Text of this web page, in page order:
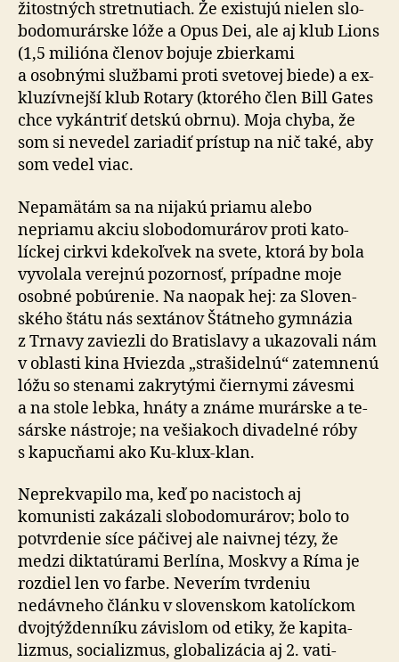
ži­tos­tných stretnutiach. Že existujú nielen slo­
bo­do­mu­rár­ske lóže a Opus Dei, ale aj klub Lions
(1,5 milióna členov bojuje zbierkami
a osobnými službami proti svetovej biede) a ex­
klu­zív­nejší klub Rotary (ktorého člen Bill Gates
chce vykántriť detskú obrnu). Moja chyba, že
som si nevedel zariadiť prístup na nič také, aby
som vedel viac.
Nepamätám sa na nijakú priamu alebo
nepriamu akciu slo­bo­do­mu­rá­rov proti kato­
líckej cirkvi kde­koľ­vek na svete, ktorá by bola
vyvolala verejnú pozornosť, prípadne moje
osobné pobúrenie. Na naopak hej: za Slo­ven­
ského štátu nás sextánov Štátneho gym­ná­zia
z Trnavy zaviezli do Bra­tis­lavy a uka­zo­vali nám
v oblasti kina Hviezda „strašidelnú“ zatemnenú
lóžu so stenami zakrytými čiernymi závesmi
a na stole lebka, hnáty a známe murárske a te­
sár­ske nástroje; na ve­šia­koch divadelné róby
s ka­puc­ňami ako Ku-klux-klan.
Neprekvapilo ma, keď po nacistoch aj
komunisti zakázali slo­bo­do­mu­rá­rov; bolo to
potvrdenie síce páčivej ale naivnej tézy, že
medzi dikta­tú­rami Berlína, Moskvy a Ríma je
rozdiel len vo farbe. Neverím tvrdeniu
nedávneho článku v slo­ven­skom kato­líc­kom
dvoj­týž­den­níku závislom od etiky, že kapi­ta­
lizmus, so­cia­lizmus, glo­ba­li­zácia aj 2. va­ti­